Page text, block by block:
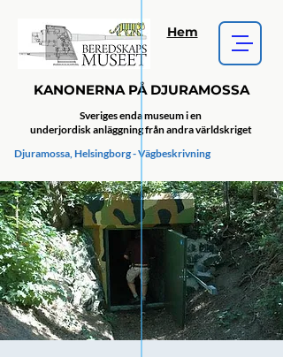
KANONERNA PÅ DJURAMOSSA
Djuramossa, Helsingborg - Vägbeskrivning
Sveriges enda museum i en
underjordisk anläggning från andra världskriget
Hem